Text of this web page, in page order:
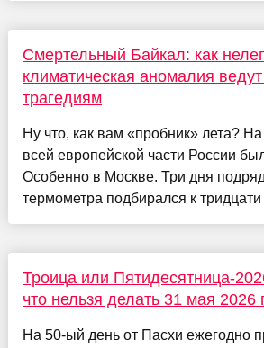
Смертельный Байкал: как
климатическая аномалия
трагедиям
Ну что, как вам «пробник» лета?
всей европейской части России
Особенно в Москве. Три дня
термометра подбирался к тридцати
Троица или Пятидесятница-
что нельзя делать 31 мая 2026
На 50-ый день от Пасхи ежегодно